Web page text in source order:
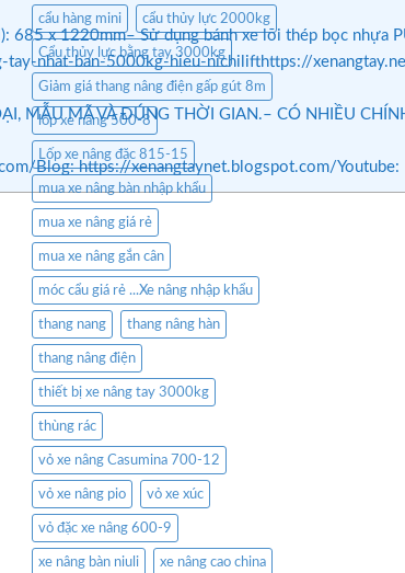
x 1220mm– Sử dụng bánh xe lõi thép bọc
tay-nhat-ban-5000kg-hieu-nichilifthttps://
MẪU MÃ VÀ ĐÚNG THỜI GIAN.– CÓ NHIỀU
Blog: https://xenangtaynet.blogspot.com/
cẩu hàng mini cẩu thủy lực 2000kg
Cẩu thủy lực bằng tay 3000kg
Giảm giá thang nâng điện gấp gút 8m
lốp xe nâng 500-8
Lốp xe nâng đặc 815-15
mua xe nâng bàn nhập khẩu
mua xe nâng giá rẻ
mua xe nâng gắn cân
móc cẩu giá rẻ ...Xe nâng nhập khẩu
thang nang thang nâng hàn
thang nâng điện
thiết bị xe nâng tay 3000kg
thùng rác
vỏ xe nâng Casumina 700-12
vỏ xe nâng pio vỏ xe xúc
vỏ đặc xe nâng 600-9
xe nâng bàn niuli xe nâng cao china